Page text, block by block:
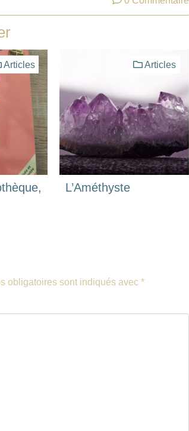
obligatoires sont indiqués avec*
Articles Articles
L’Améthyste